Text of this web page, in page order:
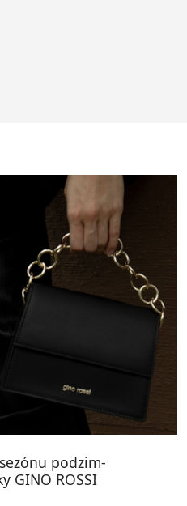
podzim-
GINO ROSSI